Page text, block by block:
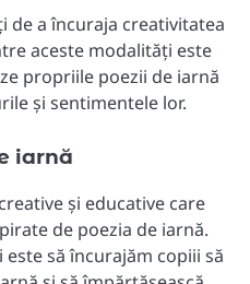
de a încuraja creativitatea
aceste modalități este
propriile poezii de iarnă
și sentimentele lor.
iarnă
și educative care
de poezia de iarnă.
să încurajăm copiii să